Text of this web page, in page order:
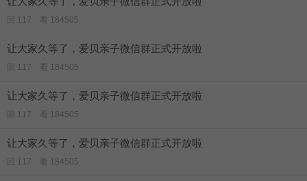
回 117 看 184505
让大家久等了，爱贝亲子微信群正式开放啦
回 117 看 184505
让大家久等了，爱贝亲子微信群正式开放啦
回 117 看 184505
让大家久等了，爱贝亲子微信群正式开放啦
回 117 看 184505